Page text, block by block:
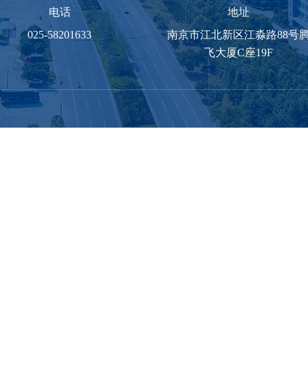
电话
025-58201633
地址
南京市江北新区江淼路88号
飞大厦C座19F